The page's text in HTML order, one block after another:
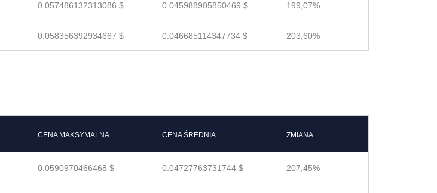
0.057486132313086 $ 0.045988905850469 $ 199,07%
0.058356392934667 $ 0.046685114347734 $ 203,60%
CENA MAKSYMALNA CENA ŚREDNIA ZMIANA
0.0590970466468 $ 0.04727763731744 $ 207,45%